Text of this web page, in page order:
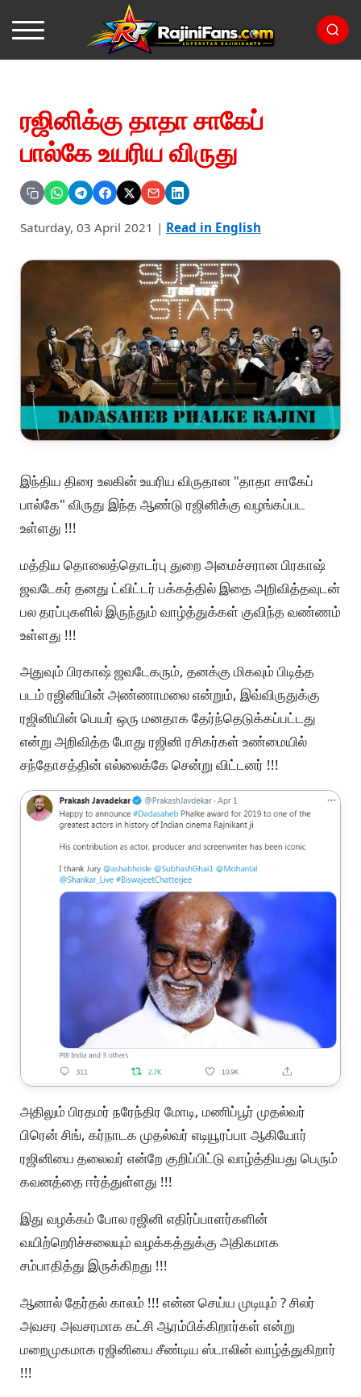
ரஜினிக்கு தாதா சாகேப்
பால்கே உயரிய விருது
Saturday, 03 April 2021 | Read in English
இந்திய திரை உலகின் உயரிய விருதான "தாதா சாகேப்
பால்கே" விருது இந்த ஆண்டு ரஜினிக்கு வழங்கப்பட
உள்ளது !!!
மத்திய தொலைத்தொடர்பு துறை அமைச்சரான பிரகாஷ்
ஜவடேகர் தனது ட்விட்டர் பக்கத்தில் இதை அறிவித்தவுடன்
பல தரப்புகளில் இருந்தும் வாழ்த்துக்கள் குவிந்த வண்ணம்
உள்ளது !!!
அதுவும் பிரகாஷ் ஜவடேகரும், தனக்கு மிகவும் பிடித்த
படம் ரஜினியின் அண்ணாமலை என்றும், இவ்விருதுக்கு
ரஜினியின் பெயர் ஒரு மனதாக தேர்ந்தெடுக்கப்பட்டது
என்று அறிவித்த போது ரஜினி ரசிகர்கள் உண்மையில்
சந்தோசத்தின் எல்லைக்கே சென்று விட்டனர் !!!
அதிலும் பிரதமர் நரேந்திர மோடி, மணிப்பூர் முதல்வர்
பிரென் சிங், கர்நாடக முதல்வர் எடியூரப்பா ஆகியோர்
ரஜினியை தலைவர் என்றே குறிப்பிட்டு வாழ்த்தியது பெரும்
கவனத்தை ஈர்த்துள்ளது !!!
இது வழக்கம் போல ரஜினி எதிர்ப்பாளர்களின்
வயிற்றெரிச்சலையும் வழக்கத்துக்கு அதிகமாக
சம்பாதித்து இருக்கிறது !!!
ஆனால் தேர்தல் காலம் !!! என்ன செய்ய முடியும் ? சிலர்
அவசர அவசரமாக கட்சி ஆரம்பிக்கிறார்கள் என்று
மறைமுகமாக ரஜினியை சீண்டிய ஸ்டாலின் வாழ்த்துகிறார்
!!!